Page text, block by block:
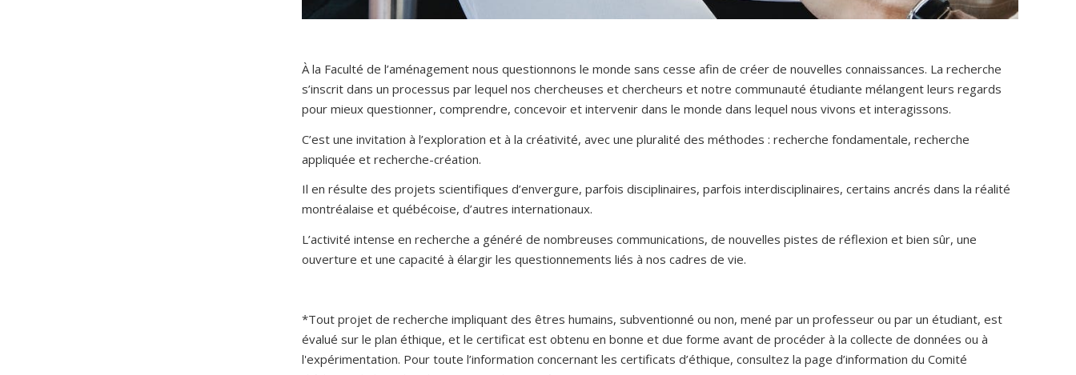
À la Faculté de l’aménagement nous questionnons le monde sans cesse afin de créer de nouvelles connaissances. La recherche
s’inscrit dans un processus par lequel nos chercheuses et chercheurs et notre communauté étudiante mélangent leurs regards
pour mieux questionner, comprendre, concevoir et intervenir dans le monde dans lequel nous vivons et interagissons.
C’est une invitation à l’exploration et à la créativité, avec une pluralité des méthodes : recherche fondamentale, recherche
appliquée et recherche-création.
Il en résulte des projets scientifiques d’envergure, parfois disciplinaires, parfois interdisciplinaires, certains ancrés dans la réalité
montréalaise et québécoise, d’autres internationaux.
L’activité intense en recherche a généré de nombreuses communications, de nouvelles pistes de réflexion et bien sûr, une
ouverture et une capacité à élargir les questionnements liés à nos cadres de vie.
*Tout projet de recherche impliquant des êtres humains, subventionné ou non, mené par un professeur ou par un étudiant, est
évalué sur le plan éthique, et le certificat est obtenu en bonne et due forme avant de procéder à la collecte de données ou à
l'expérimentation. Pour toute l’information concernant les certificats d’éthique, consultez la page d’information du Comité